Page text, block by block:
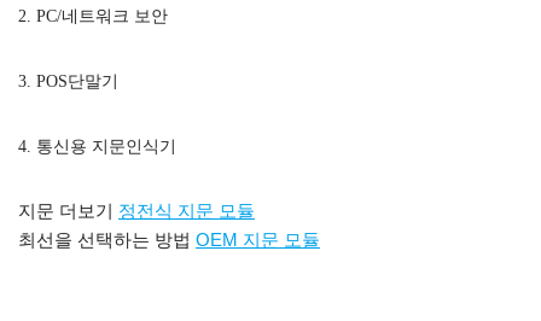
2. PC/네트워크 보안
3. POS단말기
4. 통신용 지문인식기
지문 더보기 정전식 지문 모듈
최선을 선택하는 방법 OEM 지문 모듈